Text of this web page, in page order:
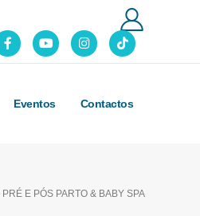
Eventos Contactos
E PÓS PARTO & BABY SPA